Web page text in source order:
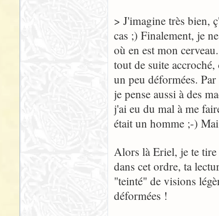
> J'imagine très bien,
cas ;) Finalement, je
où en est mon
tout de suite
un peu déformées.
je pense aussi à des
j'ai eu du mal à me
était un homme ;-)
Alors là Eriel, je te
dans cet ordre, ta
"teinté" de visions
déformées !